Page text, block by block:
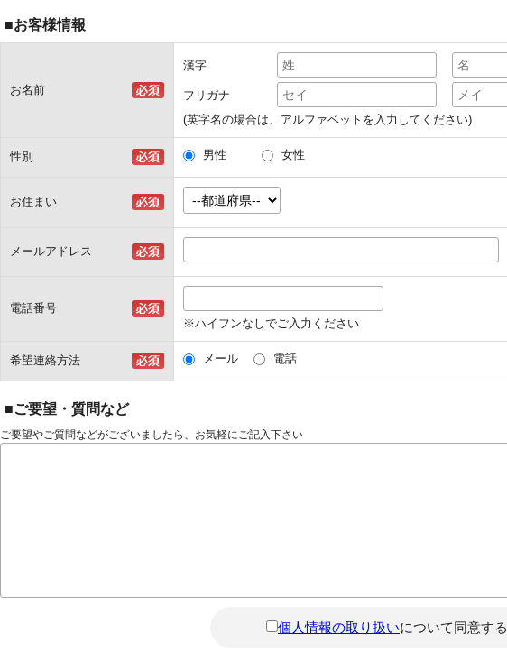
■お客様情報
お名前
漢字
フリガナ
(英字名の場合は、アルファベットを入力してください)
性別 男性 女性
お住まい
メールアドレス
電話番号
※ハイフンなしでご入力ください
希望連絡方法 メール 電話
■ご要望・質問など
ご要望やご質問などがございましたら、お気軽にご記入下さい
個人情報の取り扱いについて同意する